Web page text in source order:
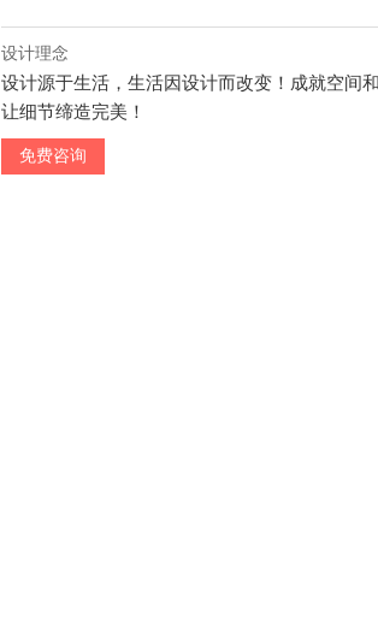
设计理念
设计源于生活，生活因设计而改变！成就空间
让细节缔造完美！
免费咨询